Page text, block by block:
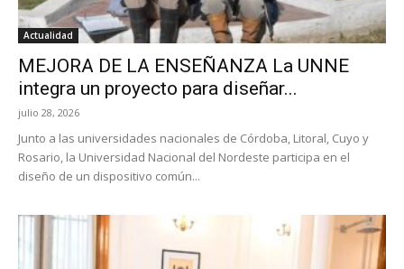
Actualidad
MEJORA DE LA ENSEÑANZA La UNNE
integra un proyecto para diseñar...
julio 28, 2026
Junto a las universidades nacionales de Córdoba, Litoral, Cuyo y
Rosario, la Universidad Nacional del Nordeste participa en el
diseño de un dispositivo común...